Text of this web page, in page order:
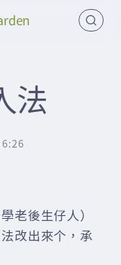
法
老後生仔人）
改出來个，承